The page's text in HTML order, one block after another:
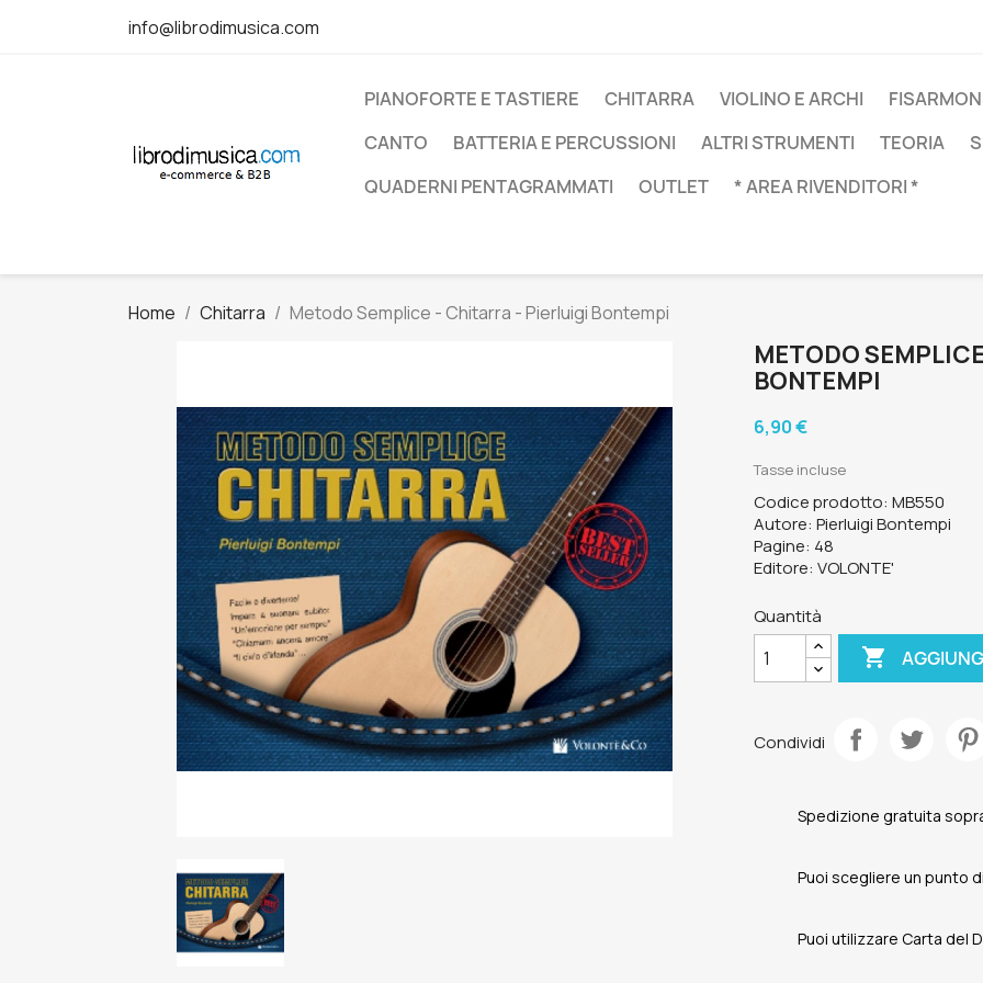
info@librodimusica.com
PIANOFORTE E TASTIERE CHITARRA VIOLINO E ARCHI
CANTO
BATTERIA E PERCUSSIONI ALTRI STRUMENTI TEORIA
QUADERNI PENTAGRAMMATI
OUTLET * AREA RIVENDITORI *
Home Chitarra Metodo Semplice - Chitarra - Pierluigi Bontempi
METODO
BONTEMPI
6,90 €
Tasse incluse
Codice prodotto: MB550
Autore: Pierluigi Bontempi
Pagine: 48
Editore: VOLONTE'
Quantità

Condividi
Spedizione gratuita
Puoi scegliere un punto
Puoi utilizzare Carta del